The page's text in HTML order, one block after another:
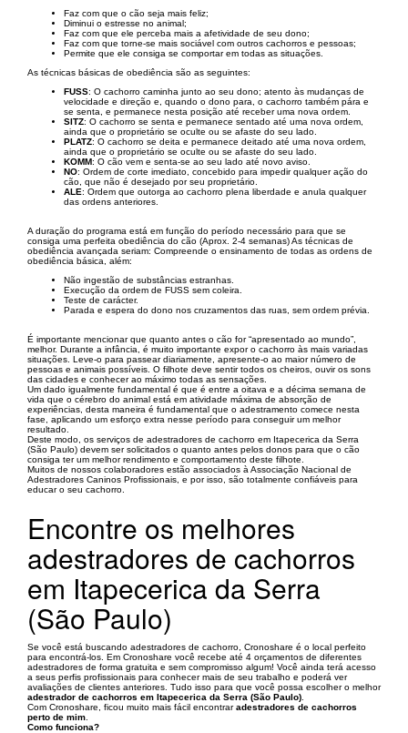
Faz com que o cão seja mais feliz;
Diminui o estresse no animal;
Faz com que ele perceba mais a afetividade de seu dono;
Faz com que torne-se mais sociável com outros cachorros e pessoas;
Permite que ele consiga se comportar em todas as situações.
As técnicas básicas de obediência são as seguintes:
FUSS: O cachorro caminha junto ao seu dono; atento às mudanças de
velocidade e direção e, quando o dono para, o cachorro também pára e
se senta, e permanece nesta posição até receber uma nova ordem.
SITZ: O cachorro se senta e permanece sentado até uma nova ordem,
ainda que o proprietário se oculte ou se afaste do seu lado.
PLATZ: O cachorro se deita e permanece deitado até uma nova ordem,
ainda que o proprietário se oculte ou se afaste do seu lado.
KOMM: O cão vem e senta-se ao seu lado até novo aviso.
NO: Ordem de corte imediato, concebido para impedir qualquer ação do
cão, que não é desejado por seu proprietário.
ALE: Ordem que outorga ao cachorro plena liberdade e anula qualquer
das ordens anteriores.
A duração do programa está em função do período necessário para que se
consiga uma perfeita obediência do cão (Aprox. 2-4 semanas) As técnicas de
obediência avançada seriam: Compreende o ensinamento de todas as ordens de
obediência básica, além:
Não ingestão de substâncias estranhas.
Execução da ordem de FUSS sem coleira.
Teste de carácter.
Parada e espera do dono nos cruzamentos das ruas, sem ordem prévia.
É importante mencionar que quanto antes o cão for “apresentado ao mundo”,
melhor. Durante a infância, é muito importante expor o cachorro às mais variadas
situações. Leve-o para passear diariamente, apresente-o ao maior número de
pessoas e animais possíveis. O filhote deve sentir todos os cheiros, ouvir os sons
das cidades e conhecer ao máximo todas as sensações.
Um dado igualmente fundamental é que é entre a oitava e a décima semana de
vida que o cérebro do animal está em atividade máxima de absorção de
experiências, desta maneira é fundamental que o adestramento comece nesta
fase, aplicando um esforço extra nesse período para conseguir um melhor
resultado.
Deste modo, os serviços de adestradores de cachorro em Itapecerica da Serra
(São Paulo) devem ser solicitados o quanto antes pelos donos para que o cão
consiga ter um melhor rendimento e comportamento deste filhote.
Muitos de nossos colaboradores estão associados à Associação Nacional de
Adestradores Caninos Profissionais, e por isso, são totalmente confiáveis para
educar o seu cachorro.
Encontre os melhores
adestradores de cachorros
em Itapecerica da Serra
(São Paulo)
Se você está buscando adestradores de cachorro, Cronoshare é o local perfeito
para encontrá-los. Em Cronoshare você recebe até 4 orçamentos de diferentes
adestradores de forma gratuita e sem compromisso algum! Você ainda terá acesso
a seus perfis profissionais para conhecer mais de seu trabalho e poderá ver
avaliações de clientes anteriores. Tudo isso para que você possa escolher o melhor
adestrador de cachorros em Itapecerica da Serra (São Paulo)
Com Cronoshare, ficou muito mais fácil encontraradestradores de cachorros
perto de mim
Como funciona?